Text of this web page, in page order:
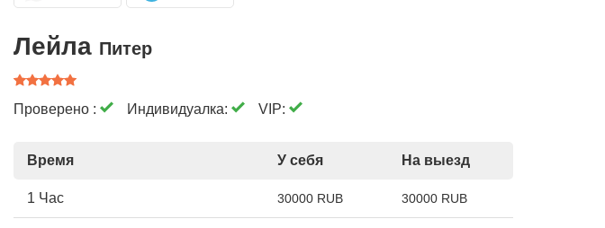
Лейла Питер
Проверено : Индивидуалка: VIP:
Время У себя На выезд
1 Час 30000 RUB 30000 RUB